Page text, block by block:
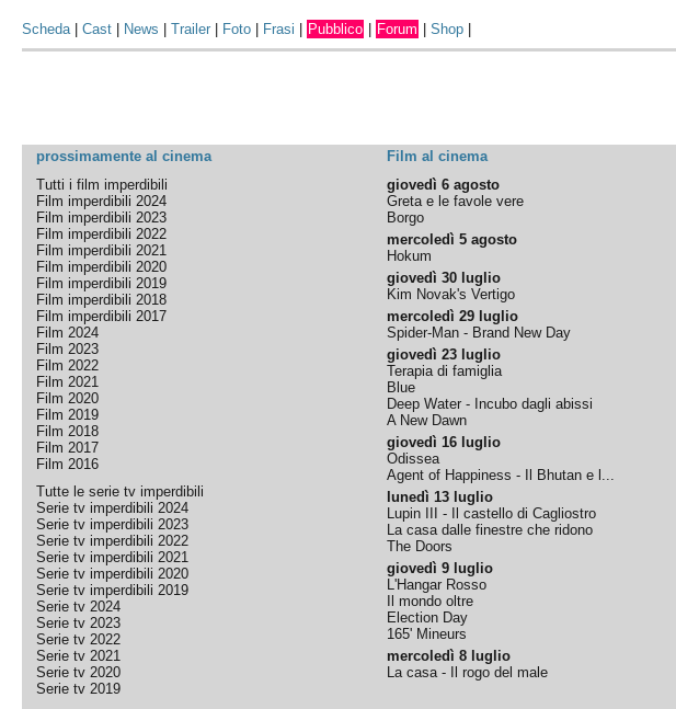
Scheda|Cast News |Trailer Foto Frasi Pubblico Forum |Shop
prossimamente al cinema Film al cinema
Tutti i film imperdibili
Film imperdibili 2024
Film imperdibili 2023
Film imperdibili 2022
Film imperdibili 2021
Film imperdibili 2020
Film imperdibili 2019
Film imperdibili 2018
Film imperdibili 2017
Film 2024
Film 2023
Film 2022
Film 2021
Film 2020
Film 2019
Film 2018
Film 2017
Film 2016
Tutte le serie tv imperdibili
Serie tv imperdibili 2024
Serie tv imperdibili 2023
Serie tv imperdibili 2022
Serie tv imperdibili 2021
Serie tv imperdibili 2020
Serie tv imperdibili 2019
Serie tv 2024
Serie tv 2023
Serie tv 2022
Serie tv 2021
Serie tv 2020
Serie tv 2019
giovedì 6 agosto
Greta e le favole vere
Borgo
mercoledì 5 agosto
Hokum
giovedì 30 luglio
Kim Novak's Vertigo
mercoledì 29 luglio
Spider-Man - Brand New Day
giovedì 23 luglio
Terapia di famiglia
Blue
Deep Water - Incubo dagli abissi
A New Dawn
giovedì 16 luglio
Odissea
Agent of Happiness - Il Bhutan e l...
lunedì 13 luglio
Lupin III - Il castello di Cagliostro
La casa dalle finestre che ridono
The Doors
giovedì 9 luglio
L'Hangar Rosso
Il mondo oltre
Election Day
165' Mineurs
mercoledì 8 luglio
La casa - Il rogo del male